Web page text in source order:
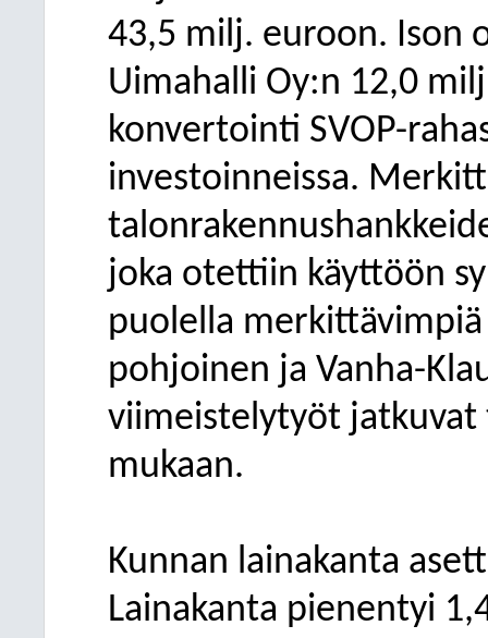
43,5 milj. euroon. Ison
Uimahalli Oy:n 12,0
konvertointi SVOP-
investoinneissa.
joka otettiin käyttöön
puolella
pohjoinen ja Vanha-
viimeistelytyöt
mukaan.
Kunnan lainakanta
Lainakanta pienentyi